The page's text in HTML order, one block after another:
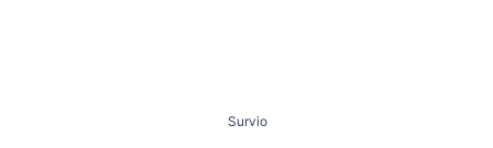
Survio